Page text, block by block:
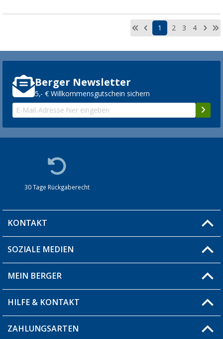
1 2 3 4
Berger Newsletter
5,- € Willkommensgutschein sichern
30 Tage Rückgaberecht
KONTAKT
Du hast eine Frage?
Filiale finden
SOZIALE MEDIEN
MEIN BERGER
Blog
Produkttester
HILFE & KONTAKT
Fragen & Antworten / FAQ
ZAHLUNGSARTEN